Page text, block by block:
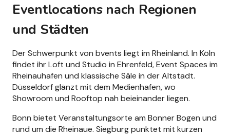
Eventlocations nach Regionen
und Städten
Der Schwerpunkt von bvents liegt im Rheinland. In Köln
findet ihr Loft und Studio in Ehrenfeld, Event Spaces im
Rheinauhafen und klassische Säle in der Altstadt.
Düsseldorf glänzt mit dem Medienhafen, wo
Showroom und Rooftop nah beieinander liegen.
Bonn bietet Veranstaltungsorte am Bonner Bogen und
rund um die Rheinaue. Siegburg punktet mit kurzen